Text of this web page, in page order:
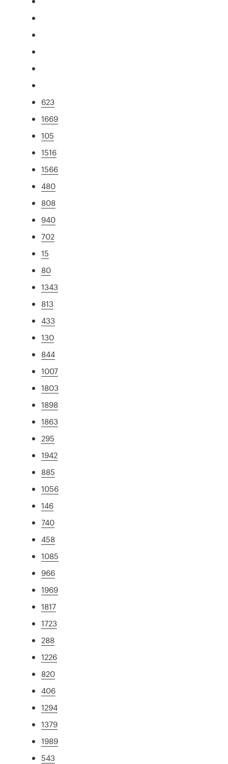
623
1669
105
1516
1566
480
808
940
702
15
80
1343
813
433
130
844
1007
1803
1898
1863
295
1942
885
1056
146
740
458
1085
966
1969
1817
1723
288
1226
820
406
1294
1379
1989
543